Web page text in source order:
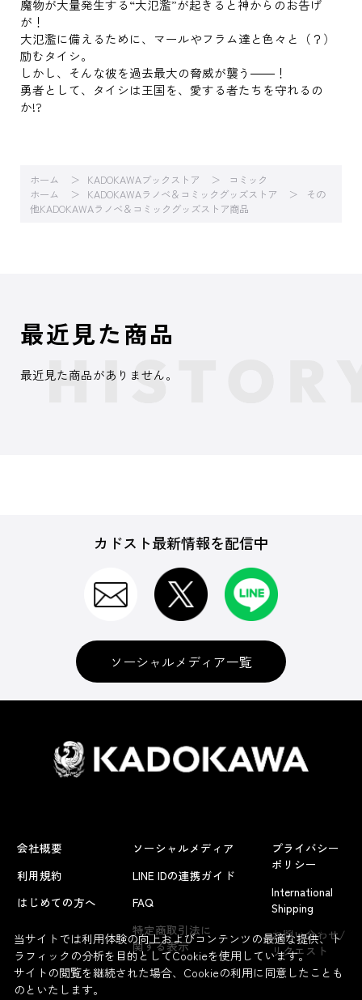
魔物が大量発生する“大氾濫”が起きると神からのお告げ
が！
大氾濫に備えるために、マールやフラム達と色々と（？）
励むタイシ。
しかし、そんな彼を過去最大の脅威が襲う――！
勇者として、タイシは王国を、愛する者たちを守れるの
か!?
ホーム KADOKAWAブックストア
コミック
ホーム
KADOKAWAラノベ＆コミックグッズストア
その
他KADOKAWAラノベ＆コミックグッズストア商品
よくあるお問い合わせ
最近見た商品
最近見た商品がありません。
カドスト最新情報を配信中
ソーシャルメディア一覧
会社概要
利用規約
はじめての方へ
ソーシャルメディア
LINE IDの連携ガイド
FAQ
特定商取引法に
関する表示
プライバシー
ポリシー
International
Shipping
お問い合わせ/
リクエスト
当サイトでは利用体験の向上およびコンテンツの最適な提供、ト
ラフィックの分析を目的としてCookieを使用しています。
サイトの閲覧を継続された場合、Cookieの利用に同意したことも
のといたします。